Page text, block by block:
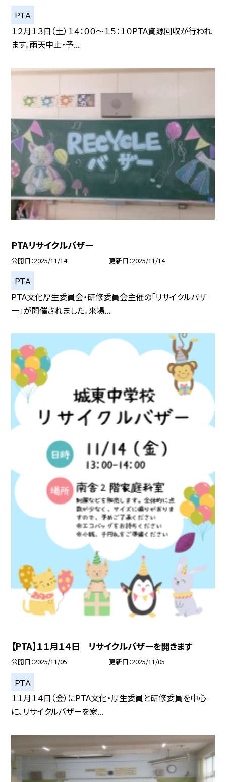
ＰＴＡ
１２月１３日（土）１４：００～１５：１０PTA資源回収が行われ
ます。雨天中止・予...
PTAリサイクルバザー
公開日 2025/11/14 更新日 2025/11/14
ＰＴＡ
PTA文化厚生委員会・研修委員会主催の「リサイクルバザ
ー」が開催されました。来場...
【PTA】１１月１４日 リサイクルバザーを開きます
公開日 2025/11/05 更新日 2025/11/05
ＰＴＡ
１１月１４日（金）にPTA文化・厚生委員と研修委員を中心
に、リサイクルバザーを家...